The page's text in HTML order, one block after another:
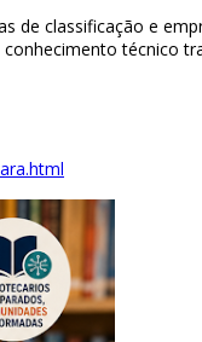
classificação e
técnico